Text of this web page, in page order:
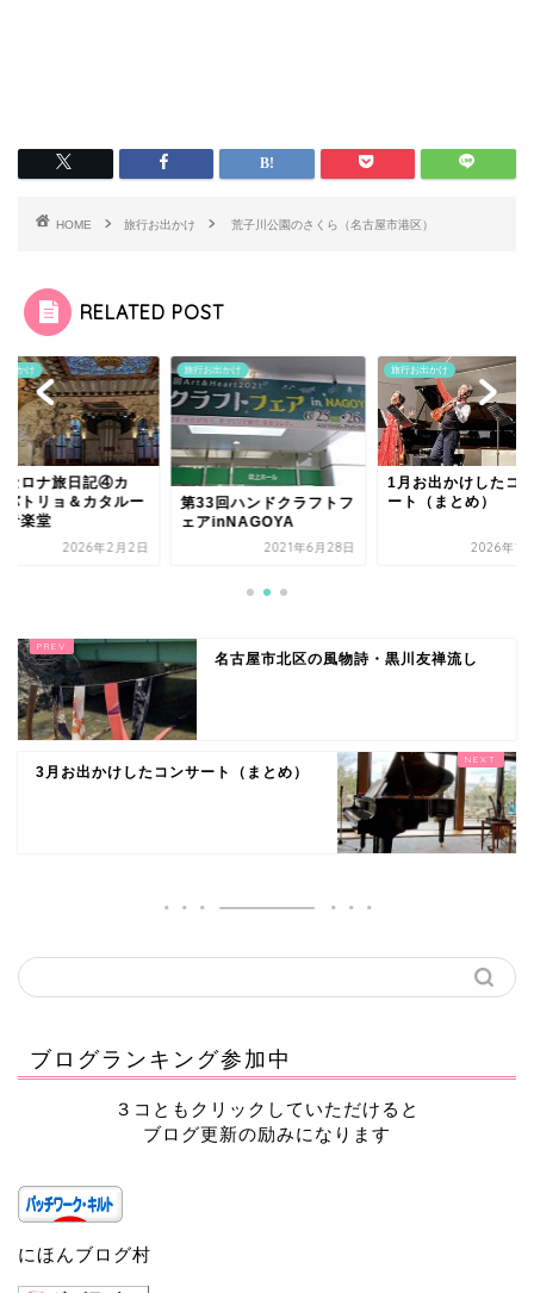
HOME 旅行お出かけ 荒子川公園のさくら（名古屋市港区）
RELATED POST
出かけ
セロナ旅日記④カ
バトリョ＆カタルー
音楽堂
2026年2月2日
旅行お出かけ
第33回ハンドクラフトフ
ェアinNAGOYA
2021年6月28日
旅行お出かけ
1月お出かけしたコ
ート（まとめ）
2026年1
名古屋市北区の風物詩・黒川友禅流し
3月お出かけしたコンサート（まとめ）
ブログランキング参加中
３コともクリックしていただけると
ブログ更新の励みになります
にほんブログ村